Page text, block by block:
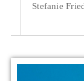
Stefanie